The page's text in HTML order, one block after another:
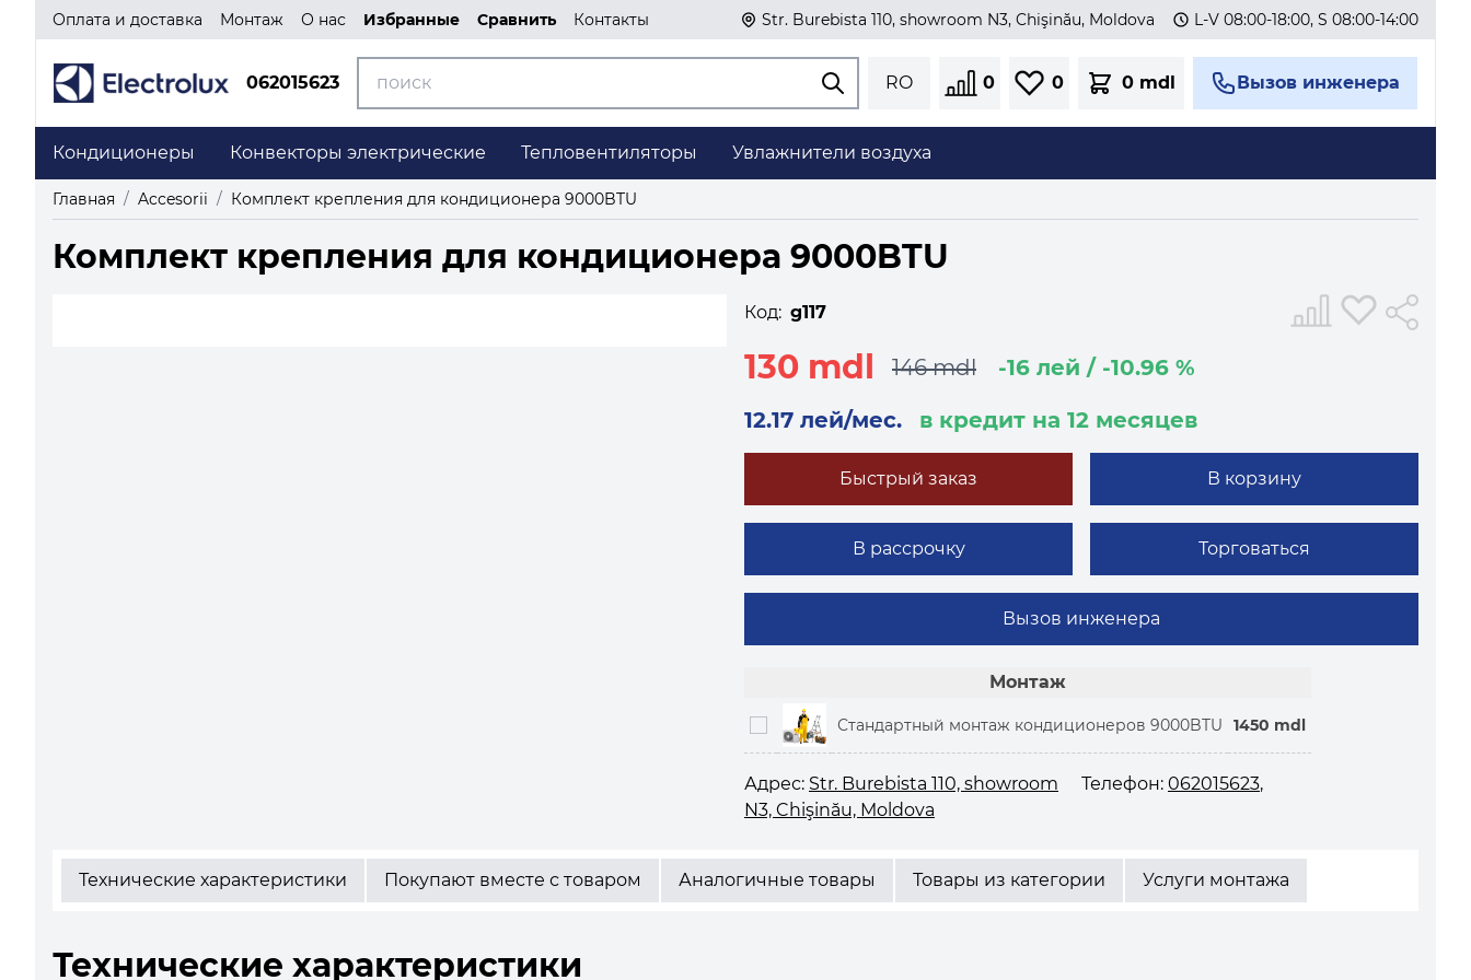
Оплата и доставка Монтаж О нас Избранные Сравнить Контакты Str. Burebista 110, showroom N3, Chişinău, Moldova L-V 08:00-18:00, S 08:00-14:00
062015623 RO 0 0 0 mdl Вызов инженера
Кондиционеры Конвекторы электрические Тепловентиляторы Увлажнители воздуха
Главная / Accesorii / Комплект крепления для кондиционера 9000BTU
Комплект крепления для кондиционера 9000BTU
Код: g117
130 mdl 146 mdl
-16 лей / -10.96 %
12.17 лей/мес.
в кредит на 12 месяцев
Быстрый заказ В корзину
В рассрочку Торговаться
Вызов инженера
Монтаж
Стандартный монтаж кондиционеров 9000BTU 1450 mdl
Адрес: Str. Burebista 110, showroom
N3, Chişinău, Moldova
Телефон: 062015623,
Технические характеристики Покупают вместе с товаром Аналогичные товары Товары из категории Услуги монтажа
Технические характеристики